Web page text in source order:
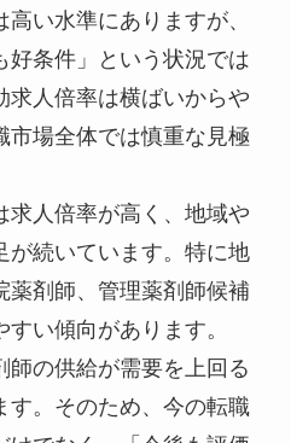
い水準にありますが、
好条件」という状況では
求人倍率は横ばいからや
市場全体では慎重な見極
求人倍率が高く、地域や
が続いています。特に地
薬剤師、管理薬剤師候補
い傾向があります。
師の供給が需要を上回る
す。そのため、今の転職